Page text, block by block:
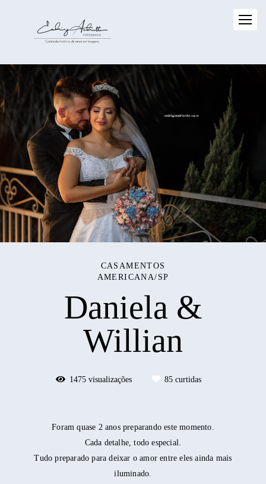
CASAMENTOS
AMERICANA/SP
Daniela &
Willian
1475 visualizações 85 curtidas
Foram quase 2 anos preparando este momento.
Cada detalhe, todo especial.
Tudo preparado para deixar o amor entre eles ainda mais
iluminado.